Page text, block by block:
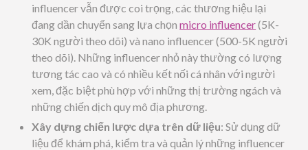
influencer vẫn được coi trọng, các thương hiệu lại
đang dần chuyển sang lựa chọnmicro influencer(5K-
30K người theo dõi) và nano influencer (500-5K người
theo dõi). Những influencer nhỏ này thường có lượng
tương tác cao và có nhiều kết nối cá nhân với người
xem, đặc biệt phù hợp với những thị trường ngách và
những chiến dịch quy mô địa phương.
Xây dựng chiến lược dựa trên dữ liệu: Sử dụng dữ
liệu để khám phá, kiểm tra và quản lý những influencer